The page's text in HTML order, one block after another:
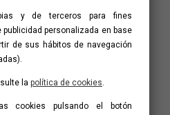
y de terceros para fines
personalizada en base
de sus hábitos de navegación
la política de cookies.
cookies pulsando el botón